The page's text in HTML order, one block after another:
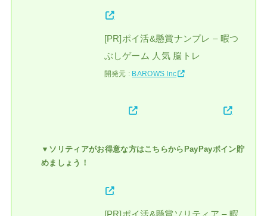
[PR]ポイ活&懸賞ナンプレ – 暇つ
ぶしゲーム 人気 脳トレ
開発元 : BAROWS Inc
▼ソリティアがお得意な方はこちらからPayPayポイン貯
めましょう！
[PR]ポイ活&懸賞ソリティア – 暇